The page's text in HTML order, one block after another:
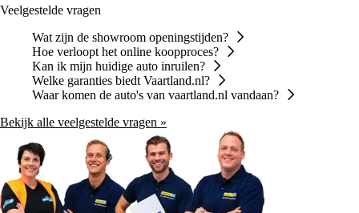
Veelgestelde vragen
Wat zijn de showroom openingstijden?
Hoe verloopt het online koopproces?
Kan ik mijn huidige auto inruilen?
Welke garanties biedt Vaartland.nl?
Waar komen de auto's van vaartland.nl vandaan?
Bekijk alle veelgestelde vragen »